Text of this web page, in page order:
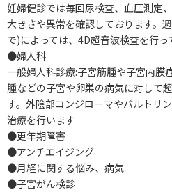
妊婦健診では毎回尿検査、血圧測定
大きさや異常を確認しております。
で)によっては、4D超音波検査を行っ
●婦人科
一般婦人科診療:子宮筋腫や子宮内膜
腫などの子宮や卵巣の病気に対して
す。外陰部コンジローマやバルトリ
治療を行います
●更年期障害
●アンチエイジング
●月経に関する悩み、病気
●子宮がん検診